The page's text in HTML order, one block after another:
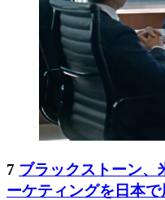
7 ブラックストーン、
ーケティングを日本で